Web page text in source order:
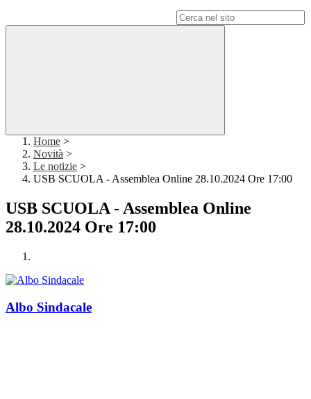
Home >
Novità >
Le notizie >
USB SCUOLA - Assemblea Online 28.10.2024 Ore 17:00
USB SCUOLA - Assemblea Online
28.10.2024 Ore 17:00
Albo Sindacale